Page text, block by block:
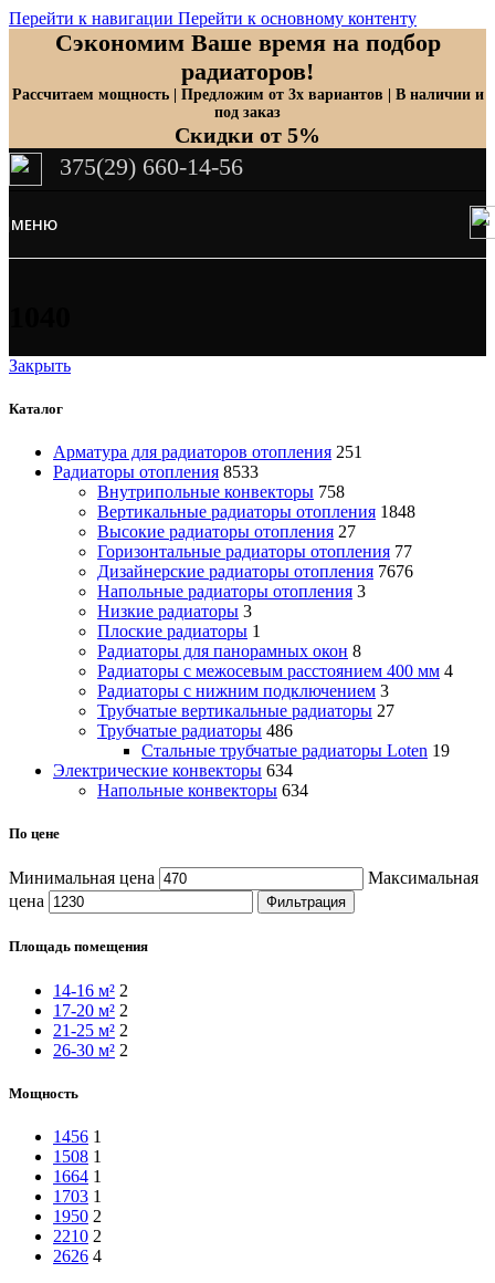
Перейти к навигации Перейти к основному контенту
Сэкономим Ваше время на подбор
радиаторов!
Рассчитаем мощность | Предложим от 3х вариантов | В наличии и
под заказ
Скидки от 5%
375(29) 660-14-56
МЕНЮ
Закрыть
Каталог
Арматура для радиаторов отопления 251
Радиаторы отопления 8533
Внутрипольные конвекторы 758
Вертикальные радиаторы отопления 1848
Высокие радиаторы отопления 27
Горизонтальные радиаторы отопления 77
Дизайнерские радиаторы отопления 7676
Напольные радиаторы отопления 3
Низкие радиаторы 3
Плоские радиаторы 1
Радиаторы для панорамных окон 8
Радиаторы с межосевым расстоянием 400 мм 4
Радиаторы с нижним подключением 3
Трубчатые вертикальные радиаторы 27
Трубчатые радиаторы 486
Cтальные трубчатые радиаторы Loten 19
Электрические конвекторы 634
Напольные конвекторы 634
По цене
Минимальная цена
Максимальная
цена
Фильтрация
Площадь помещения
14-16 м² 2
17-20 м² 2
21-25 м² 2
26-30 м² 2
Мощность
1456 1
1508 1
1664 1
1703 1
1950 2
2210 2
2626 4